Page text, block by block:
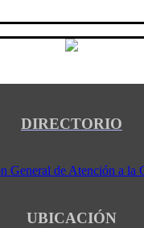
DIRECTORIO
UBICACIÓN